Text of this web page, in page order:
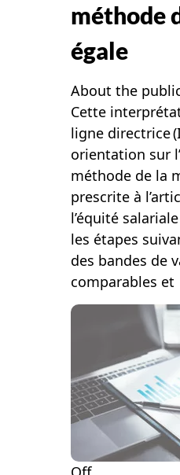
méthode
égale
About the
Cette
ligne directrice
orientation sur
méthode de la
prescrite à
l’équité
les étapes
des bandes de
comparables et